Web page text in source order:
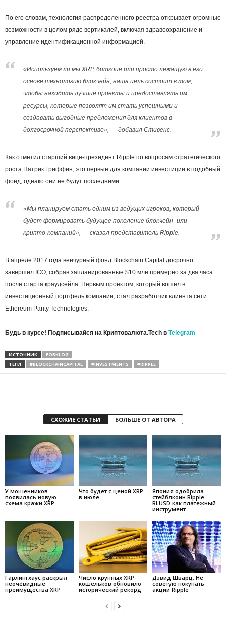
По его словам, технология распределенного реестра открывает огромные
возможности в целом ряде вертикалей, включая здравоохранение и
управление идентификационной информацией.
«Используем ли мы XRP, биткоин или просто лежащую в его
основе технологию блокчейн, наша цель состоит в том,
чтобы находить лучшие проекты и предоставлять им
ресурсы, которые позволят им стать успешными и
создавать выгодные предложения для клиентов в
долгосрочной перспективе», — добавил Стивенс.
Как отметил старший вице-президент Ripple по вопросам стратегического
роста Патрик Гриффин, это первые для компании инвестиции в подобный
фонд, однако они не будут последними.
«Мы планируем стать одним из ведущих игроков, который
будет формировать будущее поколение блокчейн- или
крипто-компаний», — сказал представитель Ripple.
В апреле 2017 года венчурный фонд Blockchain Capital досрочно
завершил ICO, собрав запланированные $10 млн примерно за два часа
после старта краудсейла. Первым проектом, который вошел в
инвестиционный портфель компании, стал разработчик клиента сети
Ethereum Parity Technologies.
Будь в курсе! Подписывайся на Криптовалюта.Tech в Telegram
ИСТОЧНИК
FORKLOG
ТЕГИ
#BLOCKCHAINCAPITAL #INVESTMENTS #RIPPLE
СХОЖИЕ СТАТЬИ БОЛЬШЕ ОТ АВТОРА
У мошенников
появилась новую
схема кражи XRP
Что будет с ценой XRP
в июле
Япония одобрила
стейблкоин Ripple
RLUSD как платежный
инструмент
Гарлингхаус раскрыл
неочевидные
преимущества XRP
Число крупных XRP-
кошельков обновило
исторический рекорд
Дэвид Шварц: Не
советую покупать
акции Ripple